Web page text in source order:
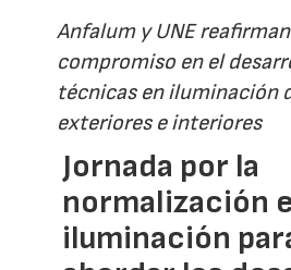
Anfalum y UNE
compromiso en el
técnicas en iluminación
exteriores e interiores
Jornada por la
normalización
iluminación